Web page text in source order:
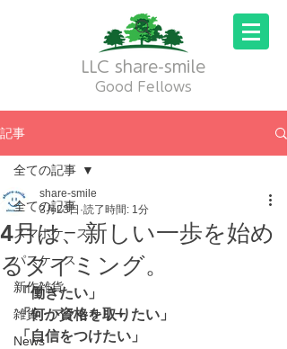
LLC share-smile
Good Fellows
記事
全ての記事
スマホケース
パスケース
新作雑貨
雑貨・アクセサリー
News
全ての記事
4月は、新しい一歩を始め
るタイミング。
share-smile
3月23日 読了時間: 1分
「働きたい」
「何か資格を取りたい」
「自信をつけたい」